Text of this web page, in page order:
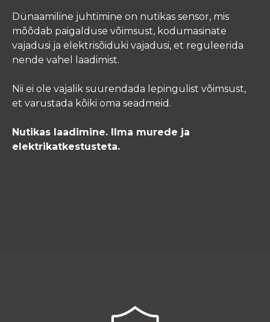
Dünaamiline juhtimine on nutikas sensor, mis
mõõdab paigalduse võimsust, kodumasinate
vajadusi ja elektrisõiduki vajadusi, et reguleerida
nende vahel laadimist.
Nii ei ole vajalik suurendada lepingulist võimsust,
et varustada kõiki oma seadmeid.
Nutikas laadimine. Ilma murede ja
elektrikatkestusteta.